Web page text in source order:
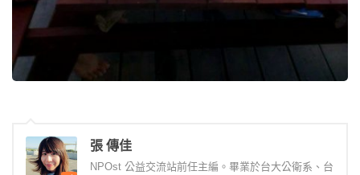
張 傳佳
NPOst 公益交流站前任主編。畢業於台大公衛系、台